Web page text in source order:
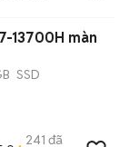
13700H màn
SSD
241 đã